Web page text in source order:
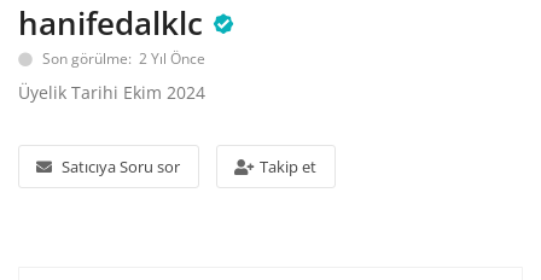
Ders - Sınav Kitapları
Çocuk Kitapları
Bilim
hanifedalklc
Son görülme: 2 Yıl Önce
Üyelik Tarihi Ekim 2024
Satıcıya Soru sor Takip et